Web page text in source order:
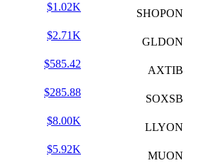
SHOPON
$1.02K
GLDON
$2.71K
AXTIB
$585.42
SOXSB
$285.88
LLYON
$8.00K
MUON
$5.92K